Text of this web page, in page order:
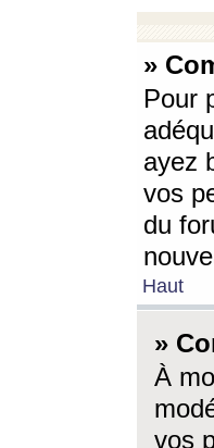
»
Pour
ayez
vos
du
Haut
»
À
vos